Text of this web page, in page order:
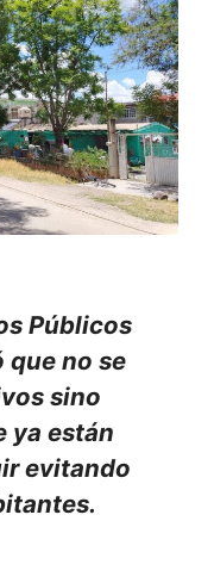
Públicos
que no se
sino
ya están
evitando